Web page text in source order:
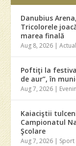
Danubius
Tricolorele
marea finală
Aug 8, 2026 |
Poftiţi la
de aur”, în
Aug 7, 2026 |
Kaiaciştii
Campionatul
Şcolare
Aug 7, 2026 | Sport